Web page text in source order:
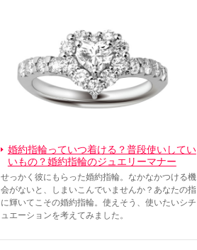
婚約指輪っていつ着ける？普段使いしてい
いもの？婚約指輪のジュエリーマナー
せっかく彼にもらった婚約指輪。なかなかつける機
会がないと、しまいこんでいませんか？あなたの指
に輝いてこその婚約指輪。使えそう、使いたいシチ
ュエーションを考えてみました。